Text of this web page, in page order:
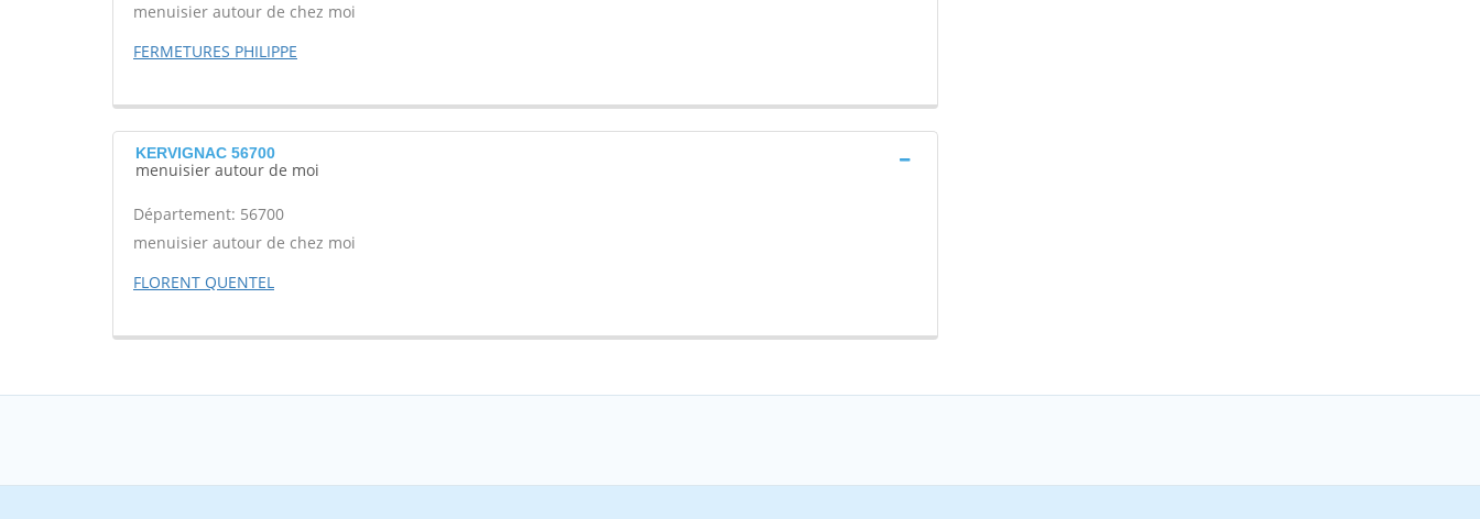
menuisier autour de chez moi
FERMETURES PHILIPPE
KERVIGNAC 56700
menuisier autour de moi
Département: 56700
menuisier autour de chez moi
FLORENT QUENTEL